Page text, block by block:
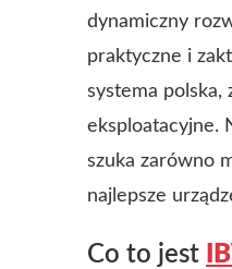
dynamiczny
praktyczne i
systema polska,
eksploatacyjne.
szuka zarówno
najlepsze
Co to jest